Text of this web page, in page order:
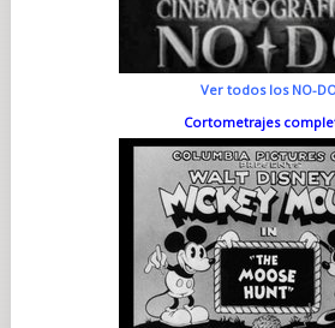
Ver todos los NO-
Cortometrajes